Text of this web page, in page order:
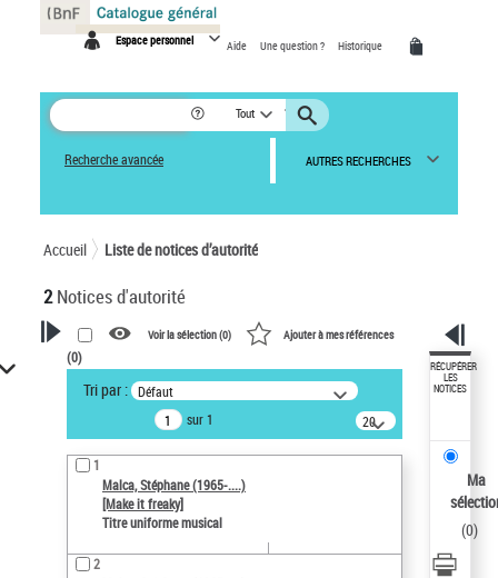
Espace personnel Aide Une question ? Historique
Tout
Recherche avancée AUTRES RECHERCHES
Accueil Liste de notices d’autorité
2Notices d'autorité
VOTRE RECHERCHE
Recherche avancée dans les
notices d’autorité
Œuvres liées à l'auteur :
Malca, Stéphane (1965-....)
Sauvegarder votre recherche
AFFINER
Voir la sélection (0) Ajouter à mes références
(0)
Tri par : Défaut
sur 1
20
résultats/page
1
Malca, Stéphane (1965-....)
[Make it freaky]
Titre uniforme musical
2
RÉCUPÉRER
LES
NOTICES
Ma
(0)
Panneau de gestion des cookies